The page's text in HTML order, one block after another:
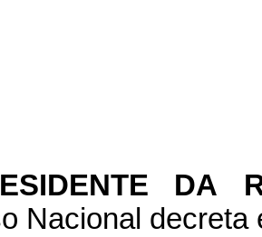
DA
Nacional